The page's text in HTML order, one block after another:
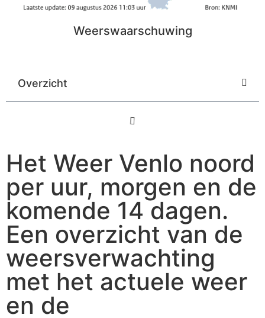
Weerswaarschuwing
Overzicht
Het Weer Venlo noord
per uur, morgen en de
komende 14 dagen.
Een overzicht van de
weersverwachting
met het actuele weer
en de